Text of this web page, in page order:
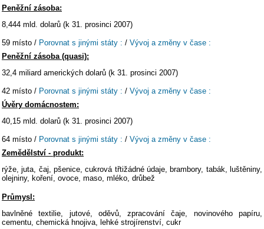
Peněžní zásoba:
8,444 mld. dolarů (k 31. prosinci 2007)
59 místo / Porovnat s jinými státy : / Vývoj a změny v čase :
Peněžní zásoba (quasi):
32,4 miliard amerických dolarů (k 31. prosinci 2007)
42 místo / Porovnat s jinými státy : / Vývoj a změny v čase :
Úvěry domácnostem:
40,15 mld. dolarů (k 31. prosinci 2007)
64 místo / Porovnat s jinými státy : / Vývoj a změny v čase :
Zemědělství - produkt:
rýže, juta, čaj, pšenice, cukrová třtižádné údaje, brambory, tabák, luštěniny,
olejniny, koření, ovoce, maso, mléko, drůbež
Průmysl:
bavlněné textilie, jutové, oděvů, zpracování čaje, novinového papíru,
cementu, chemická hnojiva, lehké strojírenství, cukr